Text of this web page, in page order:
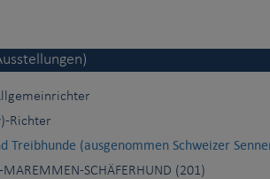
Richter
Treibhunde (ausgenommen Schweizer
MAREMMEN-SCHÄFERHUND (201)